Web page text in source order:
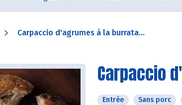
Carpaccio d'agrumes à la burrata...
Carpaccio
Entrée Sans porc